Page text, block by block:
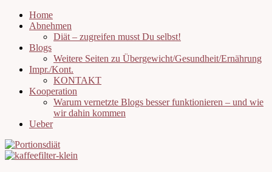
Home
Abnehmen
Diät – zugreifen musst Du selbst!
Blogs
Weitere Seiten zu Übergewicht/Gesundheit/Ernährung
Impr./Kont.
KONTAKT
Kooperation
Warum vernetzte Blogs besser funktionieren – und wie
wir dahin kommen
Ueber